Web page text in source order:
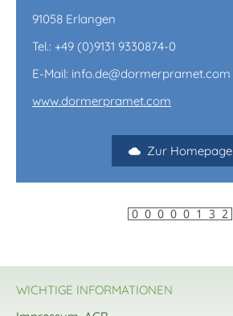
91058 Erlangen
Tel.: +49 (0)9131 9330874-0
E-Mail: info.de@dormerpramet.com
www.dormerpramet.com
Zur Homepage
WICHTIGE INFORMATIONEN